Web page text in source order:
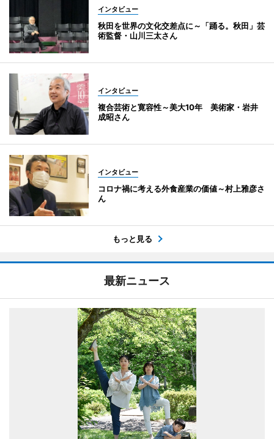
インタビュー
秋田を世界の文化交差点に～「踊る。秋田」芸
術監督・山川三太さん
インタビュー
複合芸術と寛容性～美大10年 美術家・岩井
成昭さん
インタビュー
コロナ禍に考える外食産業の価値～村上雅彦さ
ん
もっと見る
最新ニュース